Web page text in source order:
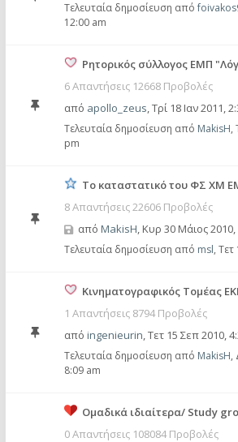
Τελευταία δημοσίευση από
12:00 am
Ρητορικός σύλλογος ΕΜΠ
6 Απαντήσεις 12668 Προβολές
από apollo_zeus,Τρί 18 Ιαν 2011,
Τελευταία δημοσίευση από MakisH,
pm
Το καταστατικό του ΦΣ ΧΜ
8 Απαντήσεις 22606 Προβολές
από MakisH, Κυρ 30 Μάιος 2010,
Τελευταία δημοσίευση από msl, Τετ
Kινηματογραφικός Τομέας
1 Απαντήσεις 8794 Προβολές
από ingenieurin,Τετ 15 Σεπ 2010,
Τελευταία δημοσίευση από MakisH,
8:09 am
Ομαδικά ιδιαίτερα/ Study
0 Απαντήσεις 108084 Προβολές